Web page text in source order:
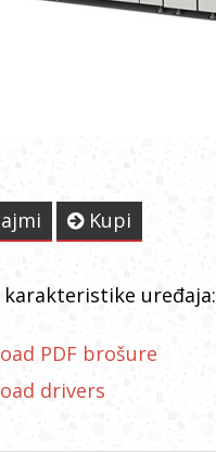
Kupi
uređaja:
PDF brošure
drivers